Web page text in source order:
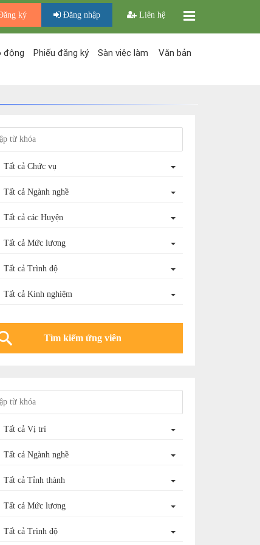
ký Đăng nhập Liên hệ
động Phiếu đăng ký Sàn việc làm Văn bản
Tất cả Chức vụ
Tất cả Ngành nghề
Tất cả các Huyện
Tất cả Mức lương
Tất cả Trình độ
Tất cả Kinh nghiệm
Tất cả Vị trí
Tất cả Ngành nghề
Tất cả Tỉnh thành
Tất cả Mức lương
Tất cả Trình độ